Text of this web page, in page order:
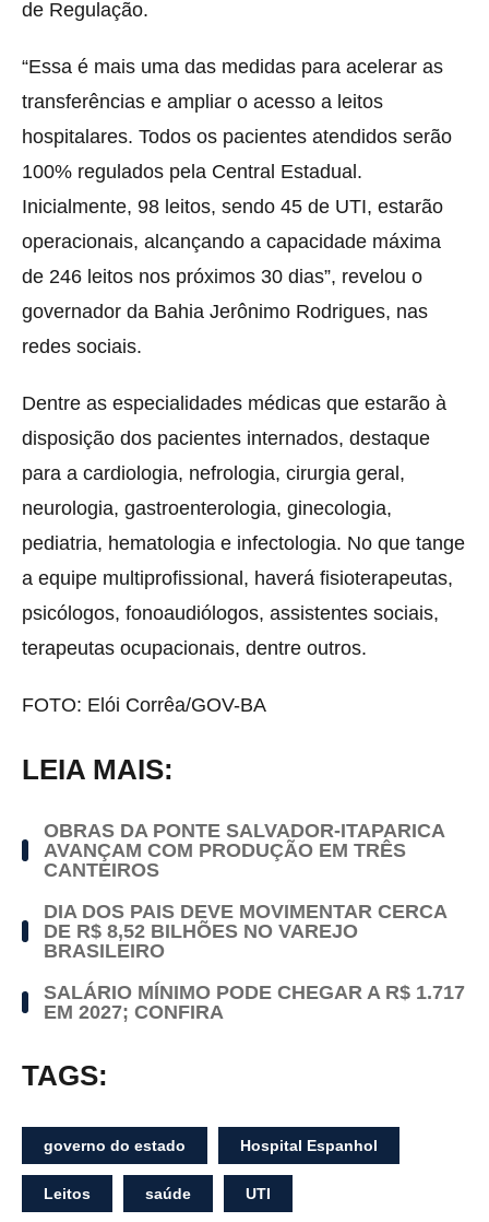
de Regulação.
“Essa é mais uma das medidas para acelerar as
transferências e ampliar o acesso a leitos
hospitalares. Todos os pacientes atendidos serão
100% regulados pela Central Estadual.
Inicialmente, 98 leitos, sendo 45 de UTI, estarão
operacionais, alcançando a capacidade máxima
de 246 leitos nos próximos 30 dias”, revelou o
governador da Bahia Jerônimo Rodrigues, nas
redes sociais.
Dentre as especialidades médicas que estarão à
disposição dos pacientes internados, destaque
para a cardiologia, nefrologia, cirurgia geral,
neurologia, gastroenterologia, ginecologia,
pediatria, hematologia e infectologia. No que tange
a equipe multiprofissional, haverá fisioterapeutas,
psicólogos, fonoaudiólogos, assistentes sociais,
terapeutas ocupacionais, dentre outros.
FOTO: Elói Corrêa/GOV-BA
LEIA MAIS:
OBRAS DA PONTE SALVADOR-ITAPARICA
AVANÇAM COM PRODUÇÃO EM TRÊS
CANTEIROS
DIA DOS PAIS DEVE MOVIMENTAR CERCA
DE R$ 8,52 BILHÕES NO VAREJO
BRASILEIRO
SALÁRIO MÍNIMO PODE CHEGAR A R$ 1.717
EM 2027; CONFIRA
TAGS:
governo do estado Hospital Espanhol
Leitos saúde UTI